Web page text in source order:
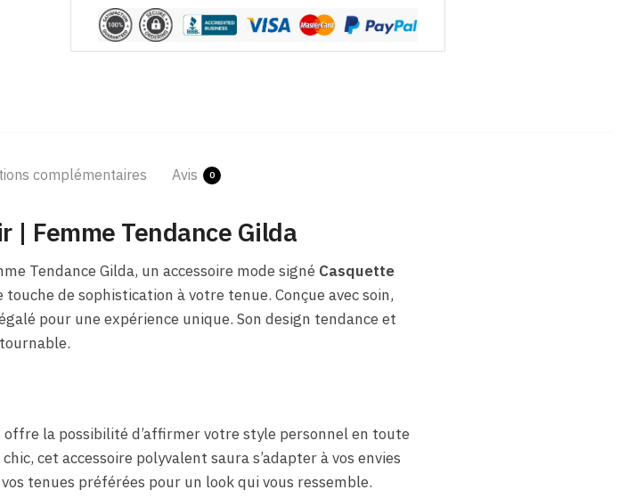
complémentaires Avis 0
| Femme Tendance Gilda
Tendance Gilda, un accessoire mode signé Casquette
de sophistication à votre tenue. Conçue avec soin,
pour une expérience unique. Son design tendance et
offre la possibilité d’affirmer votre style personnel en toute
cet accessoire polyvalent saura s’adapter à vos envies
tenues préférées pour un look qui vous ressemble.